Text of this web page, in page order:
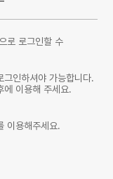
로 로그인할 수
그인하셔야 가능합니다.
에 이용해 주세요.
이용해주세요.